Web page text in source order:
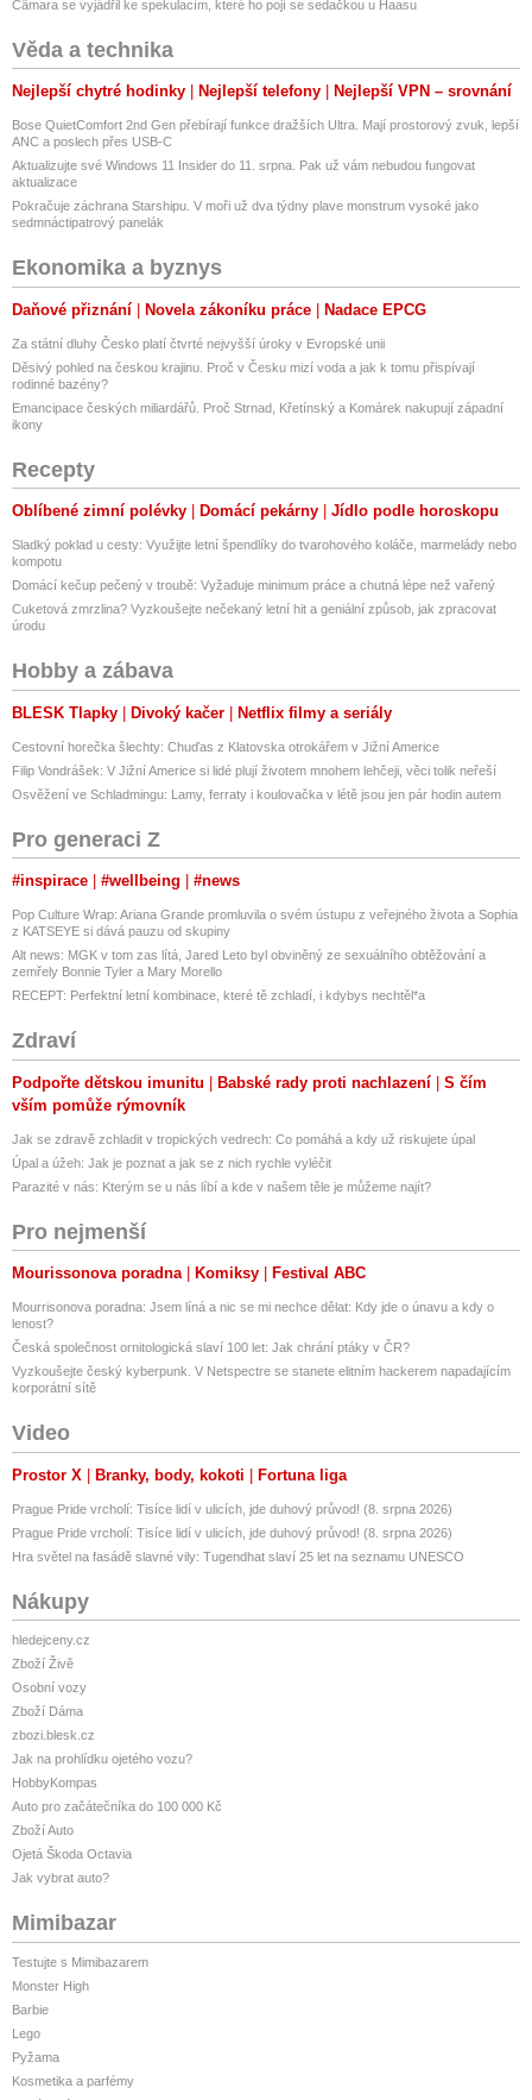
Câmara se vyjádřil ke spekulacím, které ho pojí se sedačkou u Haasu
Věda a technika
Nejlepší chytré hodinky Nejlepší telefony Nejlepší VPN – srovnání
Bose QuietComfort 2nd Gen přebírají funkce dražších Ultra. Mají prostorový zvuk, lepší
ANC a poslech přes USB-C
Aktualizujte své Windows 11 Insider do 11. srpna. Pak už vám nebudou fungovat
aktualizace
Pokračuje záchrana Starshipu. V moři už dva týdny plave monstrum vysoké jako
sedmnáctipatrový panelák
Ekonomika a byznys
Daňové přiznání Novela zákoníku práce Nadace EPCG
Za státní dluhy Česko platí čtvrté nejvyšší úroky v Evropské unii
Děsivý pohled na českou krajinu. Proč v Česku mizí voda a jak k tomu přispívají
rodinné bazény?
Emancipace českých miliardářů. Proč Strnad, Křetínský a Komárek nakupují západní
ikony
Recepty
Oblíbené zimní polévky Domácí pekárny Jídlo podle horoskopu
Sladký poklad u cesty: Využijte letní špendlíky do tvarohového koláče, marmelády nebo
kompotu
Domácí kečup pečený v troubě: Vyžaduje minimum práce a chutná lépe než vařený
Cuketová zmrzlina? Vyzkoušejte nečekaný letní hit a geniální způsob, jak zpracovat
úrodu
Hobby a zábava
BLESK Tlapky Divoký kačer Netflix filmy a seriály
Cestovní horečka šlechty: Chuďas z Klatovska otrokářem v Jižní Americe
Filip Vondrášek: V Jižní Americe si lidé plují životem mnohem lehčeji, věci tolik neřeší
Osvěžení ve Schladmingu: Lamy, ferraty i koulovačka v létě jsou jen pár hodin autem
Pro generaci Z
#inspirace #wellbeing #news
Pop Culture Wrap: Ariana Grande promluvila o svém ústupu z veřejného života a Sophia
z KATSEYE si dává pauzu od skupiny
Alt news: MGK v tom zas lítá, Jared Leto byl obviněný ze sexuálního obtěžování a
zemřely Bonnie Tyler a Mary Morello
RECEPT: Perfektní letní kombinace, které tě zchladí, i kdybys nechtěl*a
Zdraví
Podpořte dětskou imunitu Babské rady proti nachlazení
S čím
vším pomůže rýmovník
Jak se zdravě zchladit v tropických vedrech: Co pomáhá a kdy už riskujete úpal
Úpal a úžeh: Jak je poznat a jak se z nich rychle vyléčit
Parazité v nás: Kterým se u nás líbí a kde v našem těle je můžeme najít?
Pro nejmenší
Mourissonova poradna Komiksy Festival ABC
Mourrisonova poradna: Jsem líná a nic se mi nechce dělat: Kdy jde o únavu a kdy o
lenost?
Česká společnost ornitologická slaví 100 let: Jak chrání ptáky v ČR?
Vyzkoušejte český kyberpunk. V Netspectre se stanete elitním hackerem napadajícím
korporátní sítě
Video
Prostor X Branky, body, kokoti Fortuna liga
Prague Pride vrcholí: Tisíce lidí v ulicích, jde duhový průvod! (8. srpna 2026)
Prague Pride vrcholí: Tisíce lidí v ulicích, jde duhový průvod! (8. srpna 2026)
Hra světel na fasádě slavné vily: Tugendhat slaví 25 let na seznamu UNESCO
Nákupy
hledejceny.cz
Zboží Živě
Osobní vozy
Zboží Dáma
zbozi.blesk.cz
Jak na prohlídku ojetého vozu?
HobbyKompas
Auto pro začátečníka do 100 000 Kč
Zboží Auto
Ojetá Škoda Octavia
Jak vybrat auto?
Mimibazar
Testujte s Mimibazarem
Monster High
Barbie
Lego
Pyžama
Kosmetika a parfémy